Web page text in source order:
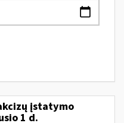
įstatymo
1 d.